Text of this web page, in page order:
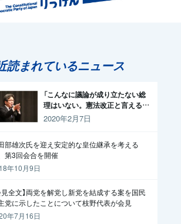
読まれているニュース
「こんなに議論が成り立たない総
理はいない。憲法改正と言える資
格がどこにある。市民と野党の力
で引きずり下ろそう」杉尾議員
2020年2月7日
部雄次氏を迎え安定的な皇位継承を考える
第3回会合を開催
年10月9日
見全文】両党を解党し新党を結成する案を国民
党に示したことについて枝野代表が会見
年7月16日